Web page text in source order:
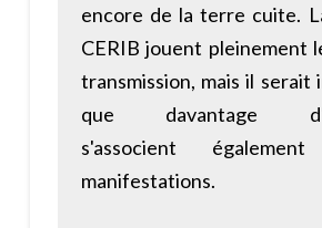
encore de la terre cuite.
CERIB jouent pleinement
transmission, mais il serait
que davantage
s'associent
manifestations.